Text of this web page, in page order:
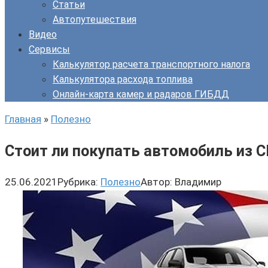
Статьи
Автопутешествия
Видео
Сервисы
Калькулятор расчета транспортного налога
Калькулятора расхода топлива
Онлайн-карта камер и радаров ГИБДД
Главная » Полезно
Стоит ли покупать автомобиль из
25.06.2021 Рубрика: ПолезноАвтор: Владимир